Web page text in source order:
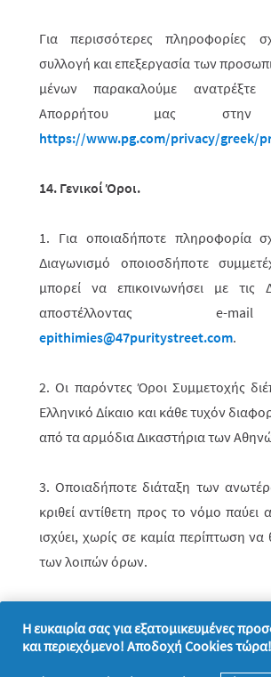
Για περισσότερες πληροφορίες
συλλογή και επεξεργασία των
μένων παρακαλούμε
Απορρήτου μας στην
https://www.pg.com/privacy/greek/
14. Γενικοί Όροι.
1. Για οποιαδήποτε πληροφορία
Διαγωνισμό οποιοσδήποτε
μπορεί να επικοινωνήσει με τις
αποστέλ­λο­­ντας e-mail
epithimies@47puritystreet.com.
2. Οι παρόντες Όροι Συμμετοχής
Ελληνικό Δίκαιο και κάθε τυχόν
από τα αρμόδια Δικαστήρια των
3. Οποιαδήποτε διάταξη των
κριθεί αντίθετη προς το νόμο παύει
ισχύει, χωρίς σε καμία περίπτωση να
των λοιπών όρων.
Η ευκαιρία σας για εξατομικευμένες
και περιεχόμενο! Αποδοχή Cookies